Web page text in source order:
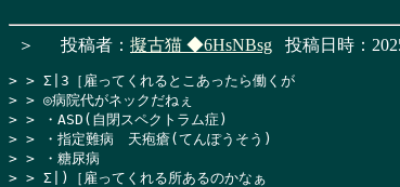
＞ 投稿者： 擬古猫 ◆6HsNBsg 投稿日時：
> > Σ|3［雇ってくれるとこあったら働くが
> > ◎病院代がネックだねぇ
> > ・ASD(自閉スペクトラム症)
> > ・指定難病　天疱瘡(てんぽうそう)
> > ・糖尿病
> > Σ|)［雇ってくれる所あるのかなぁ